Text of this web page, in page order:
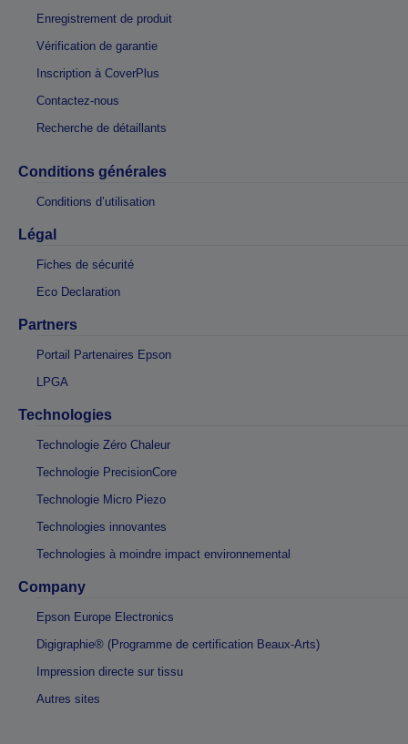
Enregistrement de produit
Vérification de garantie
Inscription à CoverPlus
Contactez-nous
Recherche de détaillants
Conditions générales
Conditions d’utilisation
Légal
Fiches de sécurité
Eco Declaration
Partners
Portail Partenaires Epson
LPGA
Technologies
Technologie Zéro Chaleur
Technologie PrecisionCore
Technologie Micro Piezo
Technologies innovantes
Technologies à moindre impact environnemental
Company
Epson Europe Electronics
Digigraphie® (Programme de certification Beaux-Arts)
Impression directe sur tissu
Autres sites